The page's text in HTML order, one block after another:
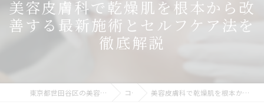
美容皮膚科で乾燥肌を根本から改
善する最新施術とセルフケア法を
徹底解説
東京都世田谷区の美容皮膚科ならちなつスキンクリニック コラム 美容皮膚科で乾燥肌を根本から改善する最新施術とセルフケア法を徹底解説